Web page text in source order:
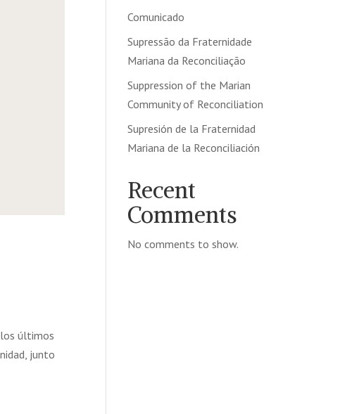
los últimos
junto
Comunicado
Supressão da Fraternidade
Mariana da Reconciliação
Suppression of the Marian
Community of Reconciliation
Supresión de la Fraternidad
Mariana de la Reconciliación
Recent
Comments
No comments to show.